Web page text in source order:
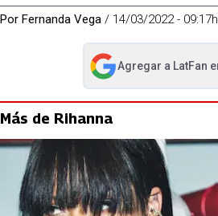
Por Fernanda Vega / 14/03/2022 -
Agregar a LatFan
abre en nueva pestaña
Más de Rihanna